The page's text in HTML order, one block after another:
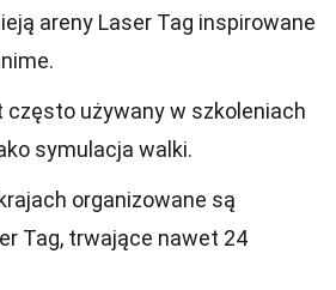
areny Laser Tag inspirowane
często używany w szkoleniach
symulacja walki.
organizowane są
Tag, trwające nawet 24